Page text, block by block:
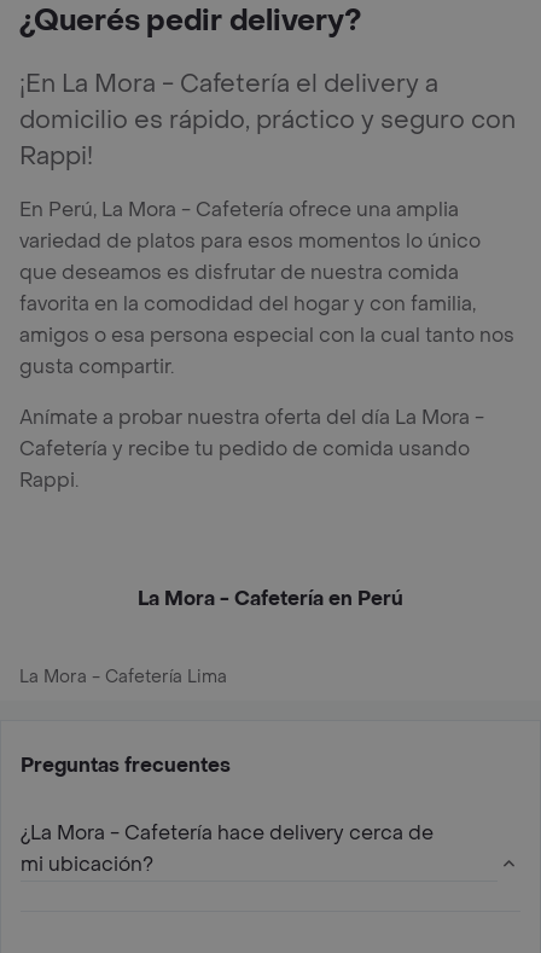
¿Querés pedir delivery?
¡En La Mora - Cafetería el delivery a
domicilio es rápido, práctico y seguro con
Rappi!
En Perú, La Mora - Cafetería ofrece una amplia
variedad de platos para esos momentos lo único
que deseamos es disfrutar de nuestra comida
favorita en la comodidad del hogar y con familia,
amigos o esa persona especial con la cual tanto nos
gusta compartir.
Anímate a probar nuestra oferta del día La Mora -
Cafetería y recibe tu pedido de comida usando
Rappi.
La Mora - Cafetería en Perú
La Mora - Cafetería Lima
Preguntas frecuentes
¿La Mora - Cafetería hace delivery cerca de
mi ubicación?